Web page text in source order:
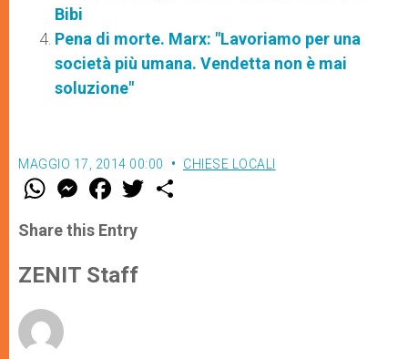
Bibi
Pena di morte. Marx: "Lavoriamo per una
società più umana. Vendetta non è mai
soluzione"
MAGGIO 17, 2014 00:00 CHIESE LOCALI
W
t
s
p
p
M
e
s
e
g
e
F
a
e
b
o
k
w
Share this Entry
ZENIT Staff